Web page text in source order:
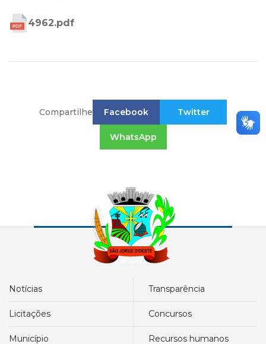
4962.pdf
Compartilhe Facebook Twitter
WhatsApp
notícias transparência
licitações concursos
município recursos humanos